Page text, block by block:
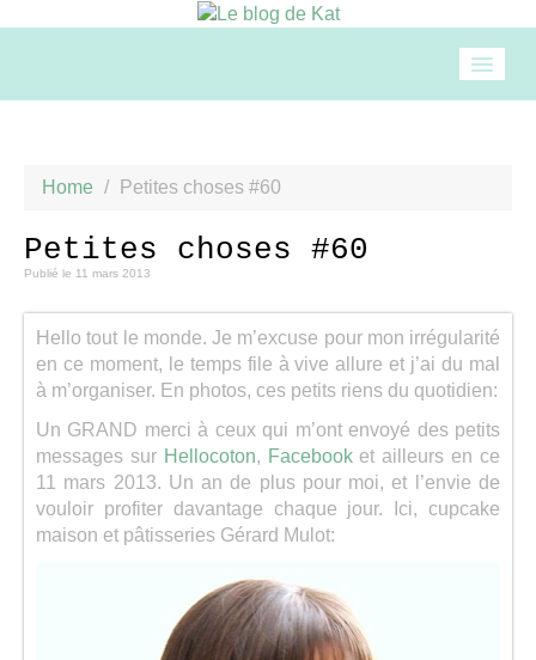
Beauté
Loisirs
Food & drinks
Cuisine
Home / Petites choses #60
Petites choses #60
Publié le 11 mars 2013
Hello tout le monde. Je m’excuse pour mon irrégularité
en ce moment, le temps file à vive allure et j’ai du mal
à m’organiser. En photos, ces petits riens du quotidien:
Un GRAND merci à ceux qui m’ont envoyé des petits
messages sur Hellocoton, Facebooket ailleurs en ce
11 mars 2013. Un an de plus pour moi, et l’envie de
vouloir profiter davantage chaque jour. Ici, cupcake
maison et pâtisseries Gérard Mulot: